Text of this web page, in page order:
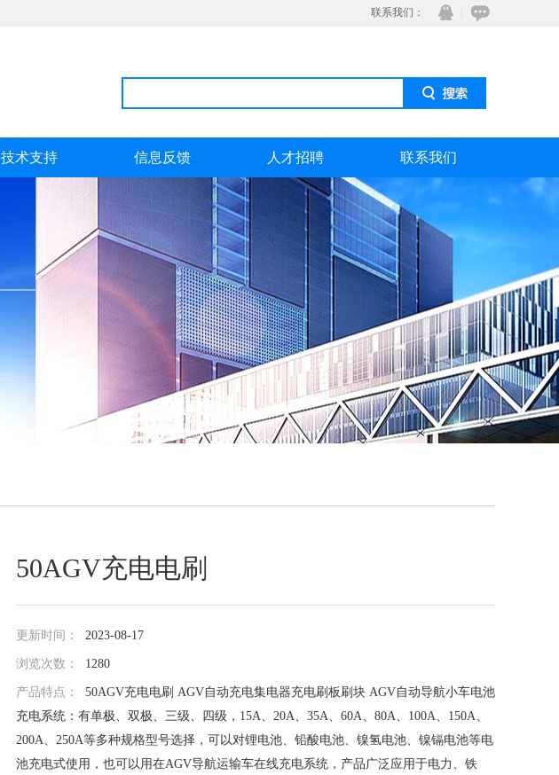
联系我们：
在线咨
QQ
技术支持 信息反馈 人才招聘 联系我们
50AGV充电电刷
更新时间： 2023-08-17
浏览次数： 1280
产品特点： 50AGV充电电刷 AGV自动充电集电器充电刷板刷块 AGV自动导航小车电池
充电系统：有单极、双极、三级、四级，15A、20A、35A、60A、80A、100A、150A、
200A、250A等多种规格型号选择，可以对锂电池、铅酸电池、镍氢电池、镍镉电池等电
池充电式使用，也可以用在AGV导航运输车在线充电系统，产品广泛应用于电力、铁